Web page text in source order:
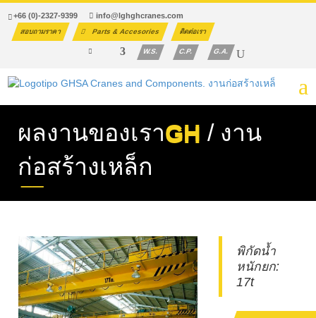
+66 (0)-2327-9399 info@lghghcranes.com
สอบถามราคา Parts & Accesories ติดต่อเรา
W.S. C.P. G.A.
ผลงานของเราGH / งาน
ก่อสร้างเหล็ก
พิกัดน้ำ
หนักยก:
17t